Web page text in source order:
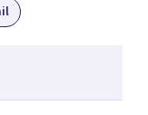
la
a la vida